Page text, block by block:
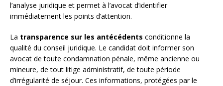
l’analyse juridique et permet à l’avocat d’identifier
immédiatement les points d’attention.
La transparence sur les antécédents conditionne la
qualité du conseil juridique. Le candidat doit informer son
avocat de toute condamnation pénale, même ancienne ou
mineure, de tout litige administratif, de toute période
d’irrégularité de séjour. Ces informations, protégées par le